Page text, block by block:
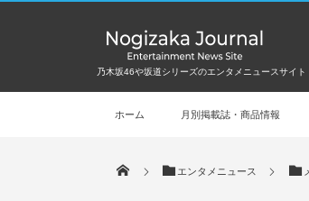
乃木坂46や坂道シリーズのエンタメニュースサイト
ホーム 月別掲載誌・商品情報
エンタメニュース